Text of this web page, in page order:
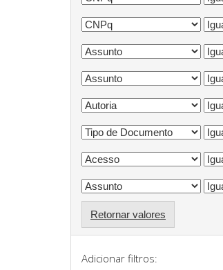
Retornar valores
Adicionar filtros: